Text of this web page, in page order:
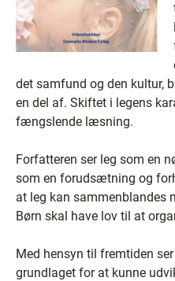
det samfund og den kultur,
en del af. Skiftet i legens
fængslende læsning.
Forfatteren ser leg som en
som en forudsætning og
at leg kan sammenblandes
Børn skal have lov til at
Med hensyn til fremtiden
grundlaget for at kunne